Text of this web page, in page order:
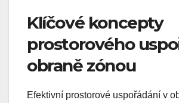
Klíčové koncepty
prostorového
obraně zónou
Efektivní prostorové uspořádání v